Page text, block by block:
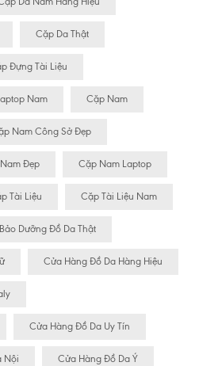
Cặp Da Thật
Đựng Tài Liệu
Nam Cặp Nam
Nam Công Sở Đẹp
Đẹp Cặp Nam Laptop
Tài Liệu Cặp Tài Liệu Nam
Dưỡng Đồ Da Thật
Cửa Hàng Đồ Da Hàng Hiệu
Cửa Hàng Đồ Da Uy Tín
Nội Cửa Hàng Đồ Da Ý